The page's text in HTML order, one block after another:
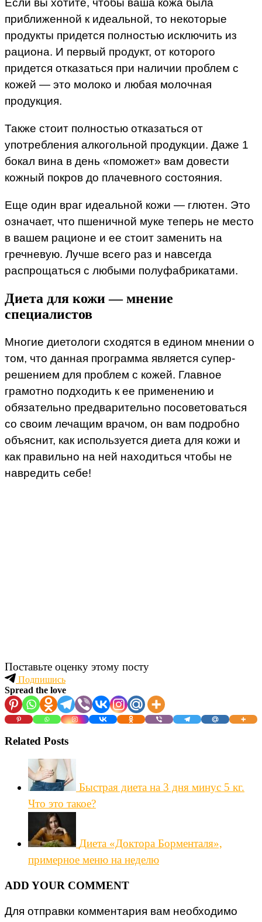
приближенной к идеальной, то некоторые
продукты придется полностью исключить из
рациона. И первый продукт, от которого
придется отказаться при наличии проблем с
кожей — это молоко и любая молочная
продукция.
Также стоит полностью отказаться от
употребления алкогольной продукции. Даже 1
бокал вина в день «поможет» вам довести
кожный покров до плачевного состояния.
Еще один враг идеальной кожи — глютен. Это
означает, что пшеничной муке теперь не место
в вашем рационе и ее стоит заменить на
гречневую. Лучше всего раз и навсегда
распрощаться с любыми полуфабрикатами.
Диета для кожи — мнение
специалистов
Многие диетологи сходятся в едином мнении о
том, что данная программа является супер-
решением для проблем с кожей. Главное
грамотно подходить к ее применению и
обязательно предварительно посоветоваться
со своим лечащим врачом, он вам подробно
объяснит, как используется диета для кожи и
как правильно на ней находиться чтобы не
навредить себе!
Поставьте оценку этому посту
Подпишись
Spread the love
Related Posts
Быстрая диета на 3 дня минус 5 кг.
Что это такое?
Диета «Доктора Борменталя»,
примерное меню на неделю
ADD YOUR COMMENT
Для отправки комментария вам необходимо